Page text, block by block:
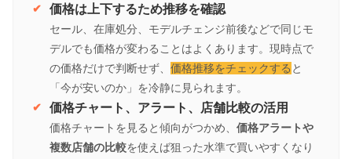
価格は上下するため推移を確認
セール、在庫処分、モデルチェンジ前後などで同じモ
デルでも価格が変わることはよくあります。現時点で
の価格だけで判断せず、価格推移をチェックする と
「今が安いのか」を冷静に見られます。
価格チャート、アラート、店舗比較の活用
価格チャートを見ると傾向がつかめ、価格アラートや
複数店舗の比較を使えば狙った水準で買いやすくなり